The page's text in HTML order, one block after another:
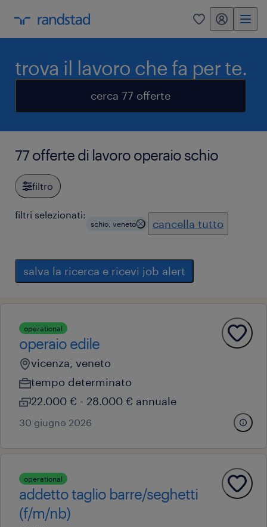
0 my randstad
trova il lavoro che fa per te.
cerca 77 offerte
77 offerte di lavoro operaio schio
filtro
filtri selezionati:
schio, veneto cancella tutto
salva la ricerca e ricevi job alert
operational
operaio edile
vicenza, veneto
tempo determinato
22.000 € - 28.000 € annuale
30 giugno 2026
operational
addetto taglio barre/seghetti
(f/m/nb)